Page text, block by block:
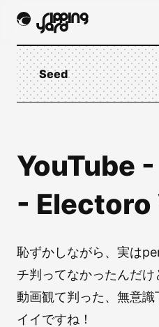
Seed
YouTube
- Electoro
恥ずかしながら、実は
チ判ってなかったんだ
動画観て判った、無意識
イイですね！